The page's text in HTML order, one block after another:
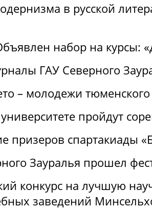
в русской
набор на курсы:
ГАУ Северного
– молодежи
пройдут
призеров спартакиады
Зауралья прошел
конкурс на лучшую
заведений